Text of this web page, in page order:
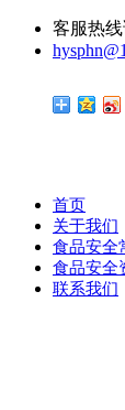
客服热线
首页
关于我们
食品安全
食品安全
联系我们